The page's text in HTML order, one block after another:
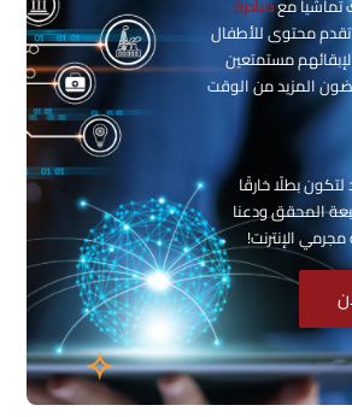
تماشياً معمبادرة
محتوى للأطفال
مستمتعين
المزيد من الوقت
بطلًا خارقًا
قبعة المحقق ودعنا
الإنترنت!